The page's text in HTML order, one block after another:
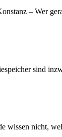
– Wer
sind
wissen nicht,